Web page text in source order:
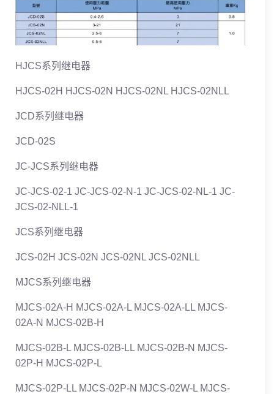
HJCS系列继电器
HJCS-02H HJCS-02N HJCS-02NL HJCS-02NLL
JCD系列继电器
JCD-02S
JC-JCS系列继电器
JC-JCS-02-1 JC-JCS-02-N-1 JC-JCS-02-NL-1 JC-
JCS-02-NLL-1
JCS系列继电器
JCS-02H JCS-02N JCS-02NL JCS-02NLL
MJCS系列继电器
MJCS-02A-H MJCS-02A-L MJCS-02A-LL MJCS-
02A-N MJCS-02B-H
MJCS-02B-L MJCS-02B-LL MJCS-02B-N MJCS-
02P-H MJCS-02P-L
MJCS-02P-LL MJCS-02P-N MJCS-02W-L MJCS-